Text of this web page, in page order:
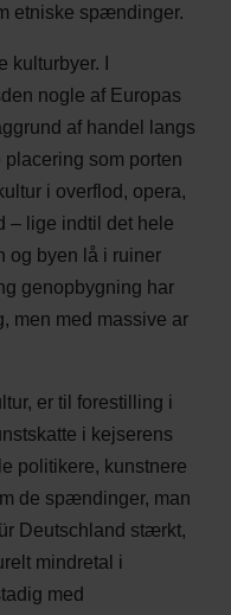
etniske spændinger.
I
nogle af Europas
af handel langs
som porten
i overflod, opera,
– lige indtil det hele
og byen lå i ruiner
genopbygning har
men med massive ar
er til forestilling i
i kejserens
politikere, kunstnere
de spændinger, man
Deutschland stærkt,
mindretal i
med